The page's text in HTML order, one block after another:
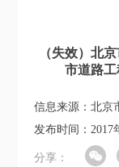
（失效）北
市道路
信息来源：北京
发布时间：2017
分享：